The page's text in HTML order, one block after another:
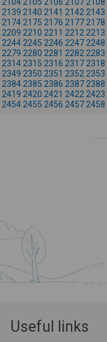
2139 2140 2141 2142 2143
2174 2175 2176 2177 2178
2209 2210 2211 2212 2213
2244 2245 2246 2247 2248
2279 2280 2281 2282 2283
2314 2315 2316 2317 2318
2349 2350 2351 2352 2353
2384 2385 2386 2387 2388
2419 2420 2421 2422 2423
2454 2455 2456 2457 2458
Useful links